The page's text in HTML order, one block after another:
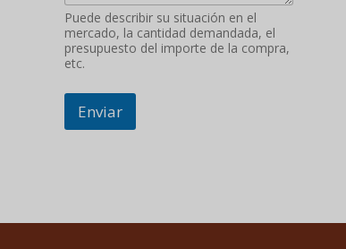
Puede describir su situación en el
mercado, la cantidad demandada, el
presupuesto del importe de la compra,
etc.
Enviar